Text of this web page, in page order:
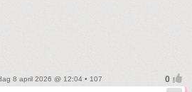
8 april 2026 @ 12:04 • 107